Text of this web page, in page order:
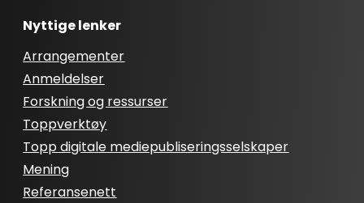
Nyttige lenker
Arrangementer
Anmeldelser
Forskning og ressurser
Toppverktøy
Topp digitale mediepubliseringsselskaper
Mening
Referansenett